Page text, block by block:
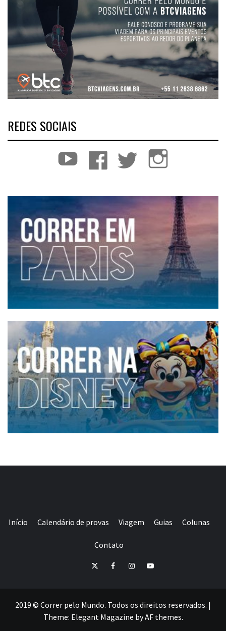
REDES SOCIAIS
YouTube Facebook Twitter
Início Calendário de provas Viagem Guias Colunas
Contato
TwitterFacebookInstagramYoutube
2019 © Correr pelo Mundo. Todos os direitos reservados. |
Theme: Elegant Magazine byAF themes.